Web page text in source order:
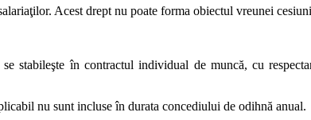
Acest drept nu poate forma obiectul vreunei
se stabileşte în contractul individual de muncă, cu
nu sunt incluse în durata concediului de odihnă anual.